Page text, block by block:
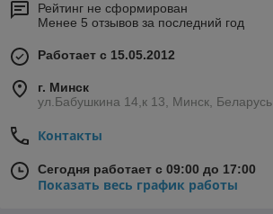
Рейтинг не сформирован
Менее 5 отзывов за последний год
Работает с 15.05.2012
г. Минск
ул.Бабушкина 14,к 13, Минск, Беларусь
Контакты
Сегодня работает с 09:00 до 17:00
Показать весь график работы